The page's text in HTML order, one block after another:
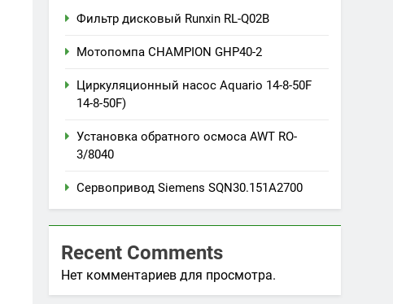
Фильтр дисковый Runxin RL-Q02B
Мотопомпа CHAMPION GHP40-2
Циркуляционный насос Aquario 14-8-50F
14-8-50F)
Установка обратного осмоса AWT RO-
3/8040
Сервопривод Siemens SQN30.151A2700
Recent Comments
Нет комментариев для просмотра.